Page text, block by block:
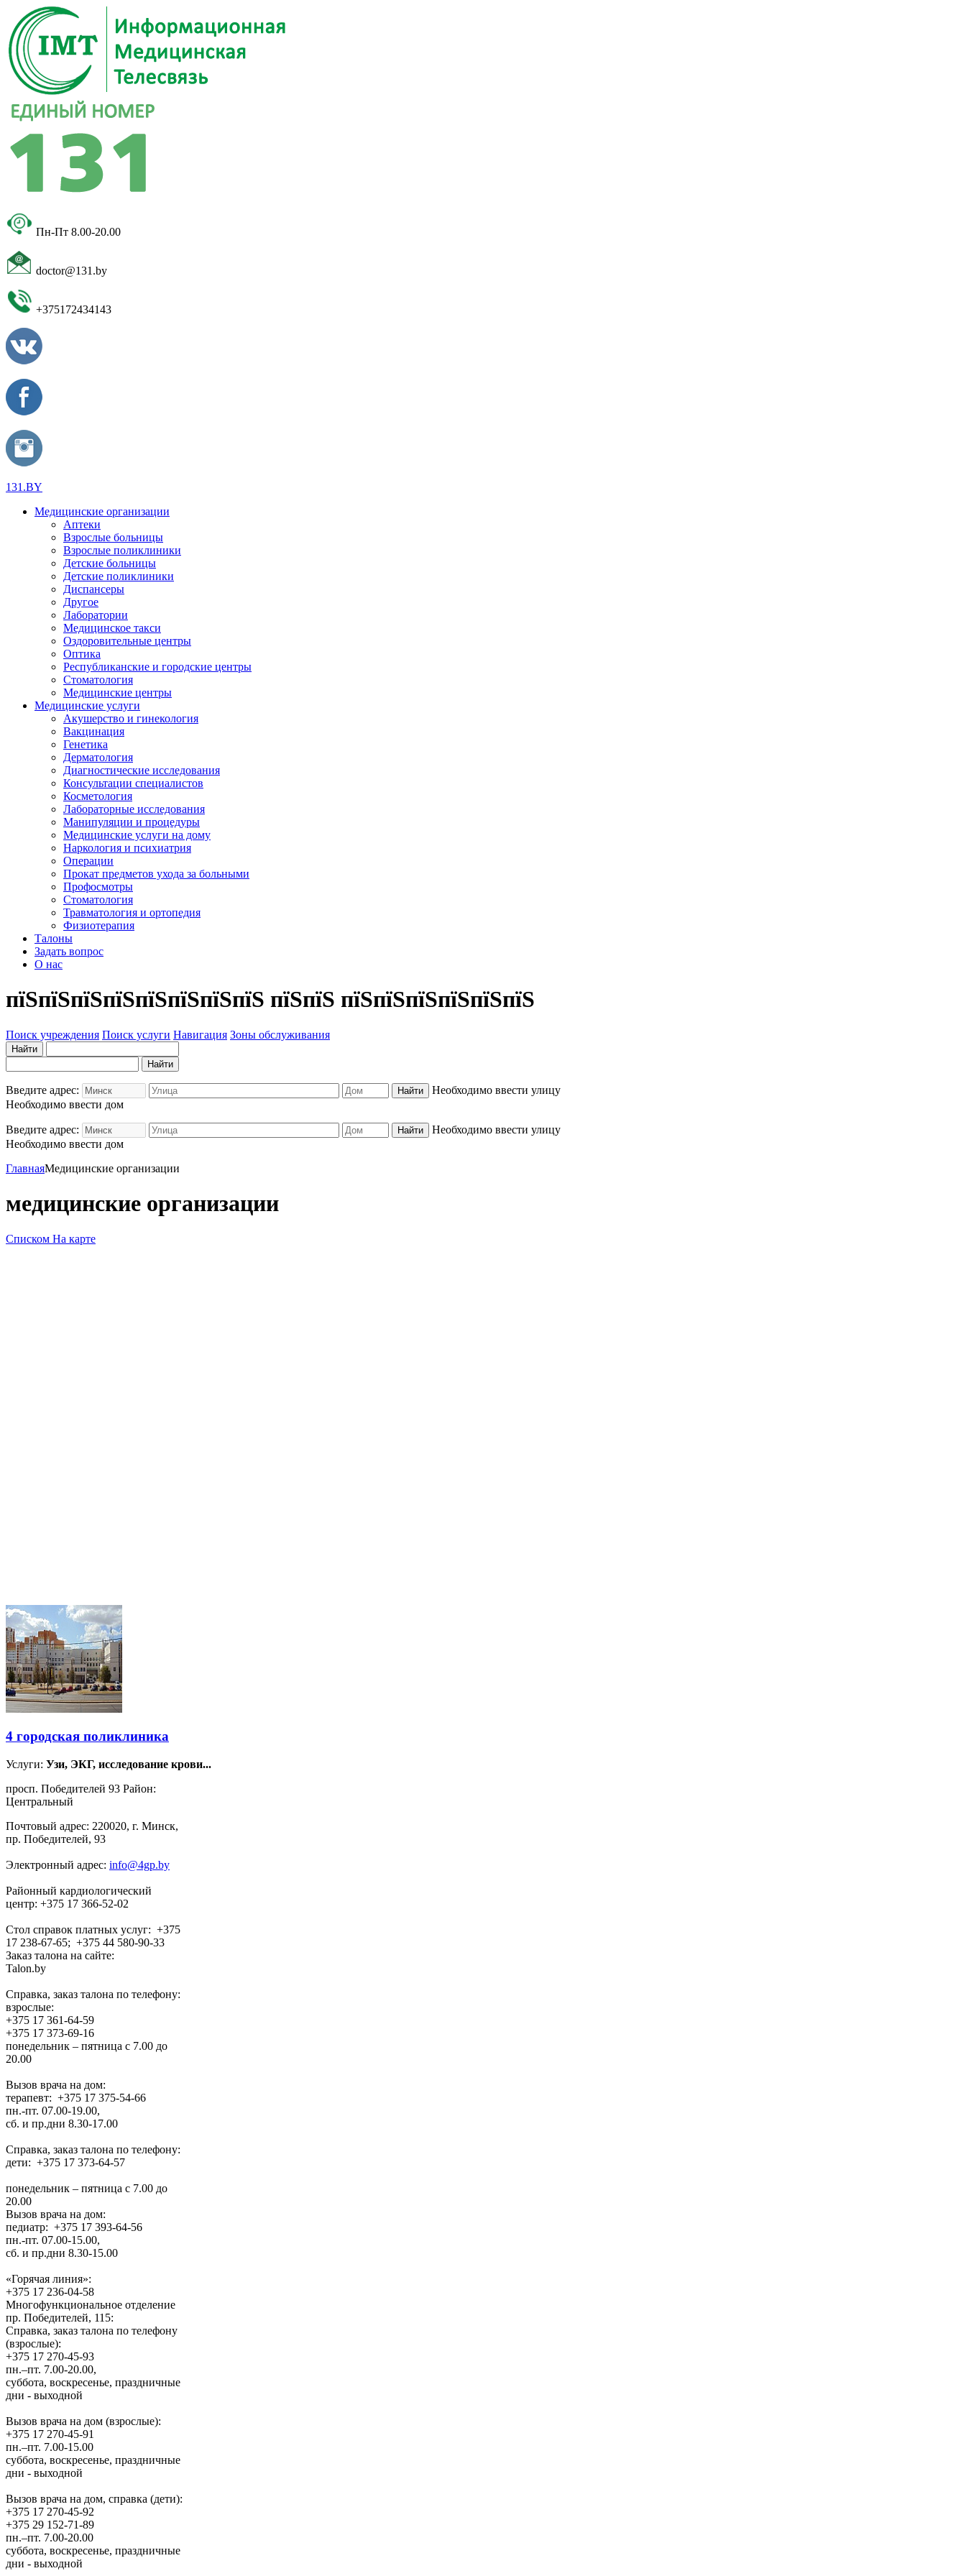
Пн-Пт 8.00-20.00
doctor@131.by
+375172434143
131.BY
Медицинские организации
Аптеки
Взрослые больницы
Взрослые поликлиники
Детские больницы
Детские поликлиники
Диспансеры
Другое
Лаборатории
Медицинское такси
Оздоровительные центры
Оптика
Республиканские и городские центры
Стоматология
Медицинские центры
Медицинские услуги
Акушерство и гинекология
Вакцинация
Генетика
Дерматология
Диагностические исследования
Консультации специалистов
Косметология
Лабораторные исследования
Манипуляции и процедуры
Медицинские услуги на дому
Наркология и психиатрия
Операции
Прокат предметов ухода за больными
Профосмотры
Стоматология
Травматология и ортопедия
Физиотерапия
Талоны
Задать вопрос
О нас
пїЅпїЅпїЅпїЅпїЅпїЅпїЅпїЅ пїЅпїЅ пїЅпїЅпїЅпїЅпїЅпїЅ
Поиск учреждения Поиск услуги Навигация Зоны обслуживания
Введите адрес:
Необходимо ввести улицу
Необходимо ввести дом
Введите адрес:
Необходимо ввести улицу
Необходимо ввести дом
ГлавнаяМедицинские организации
медицинские организации
Списком На карте
4 городская поликлиника
Услуги: Узи, ЭКГ, исследование крови...
просп. Победителей 93 Район:
Центральный
Почтовый адрес: 220020, г. Минск,
пр. Победителей, 93
Электронный адрес: info@4gp.by
Районный кардиологический
центр: +375 17 366-52-02
Стол справок платных услуг: +375
17 238-67-65; +375 44 580-90-33
Заказ талона на сайте:
Talon.by
Справка, заказ талона по телефону:
взрослые:
+375 17 361-64-59
+375 17 373-69-16
понедельник – пятница с 7.00 до
20.00
Вызов врача на дом:
терапевт: +375 17 375-54-66
пн.-пт. 07.00-19.00,
сб. и пр.дни 8.30-17.00
Справка, заказ талона по телефону:
дети: +375 17 373-64-57
понедельник – пятница с 7.00 до
20.00
Вызов врача на дом:
педиатр: +375 17 393-64-56
пн.-пт. 07.00-15.00,
сб. и пр.дни 8.30-15.00
«Горячая линия»:
+375 17 236-04-58
Многофункциональное отделение
пр. Победителей, 115:
Справка, заказ талона по телефону
(взрослые):
+375 17 270-45-93
пн.–пт. 7.00-20.00,
суббота, воскресенье, праздничные
дни - выходной
Вызов врача на дом (взрослые):
+375 17 270-45-91
пн.–пт. 7.00-15.00
суббота, воскресенье, праздничные
дни - выходной
Вызов врача на дом, справка (дети):
+375 17 270-45-92
+375 29 152-71-89
пн.–пт. 7.00-20.00
суббота, воскресенье, праздничные
дни - выходной